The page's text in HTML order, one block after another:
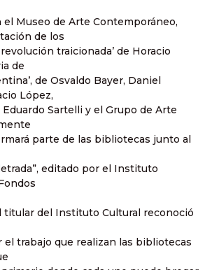
el Museo de Arte Contemporáneo,
de los
revolución traicionada’ de Horacio
de
de Osvaldo Bayer, Daniel
López,
Sartelli y el Grupo de Arte
parte de las bibliotecas junto al
editado por el Instituto
titular del Instituto Cultural reconoció
el trabajo que realizan las bibliotecas